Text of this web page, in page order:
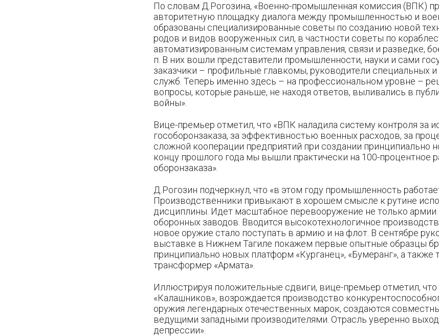
По словам Д.Рогозина, «Военно-промышленная комиссия (ВПК)
авторитетную площадку диалога между промышленностью и
образованы специализированные советы по созданию новой
родов и видов вооруженных сил, в частности советы по
автоматизированным системам управления, связи и разведке,
п. В них вошли представители промышленности, науки и сами
заказчики – профильные главкомы, руководители специальных
служб. Теперь именно здесь – на профессиональном уровне –
вопросы, которые раньше, не находя ответов, выливались в
войны».
Вице-премьер отметил, что «ВПК наладила систему контроля за
гособоронзаказа, за эффективностью военных расходов, за
сложной кооперации предприятий при создании принципиально
концу прошлого года мы вышли практически на 100-процентное
оборонзаказа».
Д.Рогозин подчеркнул, что «в этом году промышленность
Производственники привыкают в хорошем смысле к рутине
дисциплины. Идет масштабное перевооружение не только армии
оборонных заводов. Вводится высокотехнологичное
новое оружие стало поступать в армию и на флот. В сентябре
выставке в Нижнем Тагиле покажем первые опытные образцы
принципиально новых платформ «Курганец», «Бумеранг», а
трансформер «Армата».
Иллюстрируя положительные сдвиги, вице-премьер отметил, что
«Калашников», возрождается производство
оружия легендарных отечественных марок, создаются
ведущими западными производителями. Отрасль уверенно
депрессии».